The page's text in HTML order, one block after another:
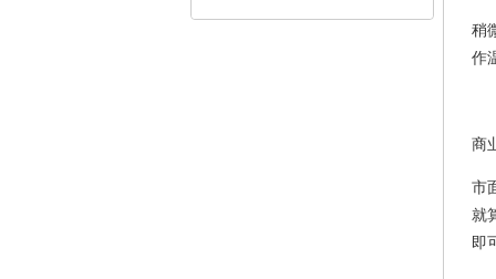
稍
作
商
市
就
即